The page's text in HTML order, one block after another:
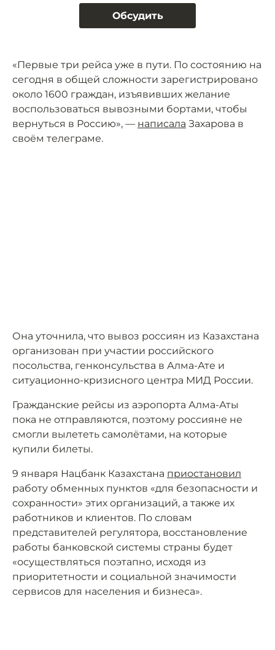
Обсудить
«Первые три рейса уже в пути. По состоянию на
сегодня в общей сложности зарегистрировано
около 1600 граждан, изъявивших желание
воспользоваться вывозными бортами, чтобы
вернуться в Россию», — написала Захарова в
своём телеграме.
Она уточнила, что вывоз россиян из Казахстана
организован при участии российского
посольства, генконсульства в Алма-Ате и
ситуационно-кризисного центра МИД России.
Гражданские рейсы из аэропорта Алма-Аты
пока не отправляются, поэтому россияне не
смогли вылететь самолётами, на которые
купили билеты.
9 января Нацбанк Казахстана приостановил
работу обменных пунктов «для безопасности и
сохранности» этих организаций, а также их
работников и клиентов. По словам
представителей регулятора, восстановление
работы банковской системы страны будет
«осуществляться поэтапно, исходя из
приоритетности и социальной значимости
сервисов для населения и бизнеса».